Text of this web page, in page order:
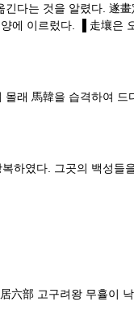
다는 것을 알렸다. 遂
에 이르렀다. ▐ 走壤은
래 馬韓을 습격하여
하였다. 그곳의 백성들
六部 고구려왕 무휼이